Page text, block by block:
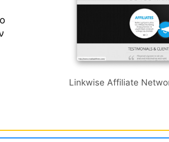
Linkwise Affiliate